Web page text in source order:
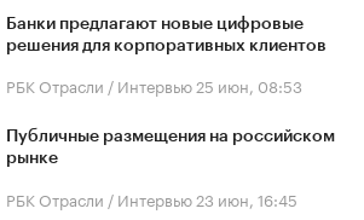
Банки предлагают новые цифровые
решения для корпоративных клиентов
РБК Отрасли / Интервью 25 июн, 08:53
Публичные размещения на российском
рынке
РБК Отрасли / Интервью 23 июн, 16:45